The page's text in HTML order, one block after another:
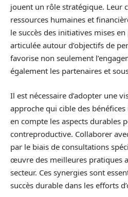
jouent un rôle stratégique. Leur
ressources humaines et
le succès des initiatives mises
articulée autour d’objectifs de
favorise non seulement
également les partenaires et
Il est nécessaire d’adopter une
approche qui cible des
en compte les aspects durables
contreproductive. Collaborer
par le biais de consultations
œuvre des meilleures pratiques
secteur. Ces synergies sont
succès durable dans les efforts